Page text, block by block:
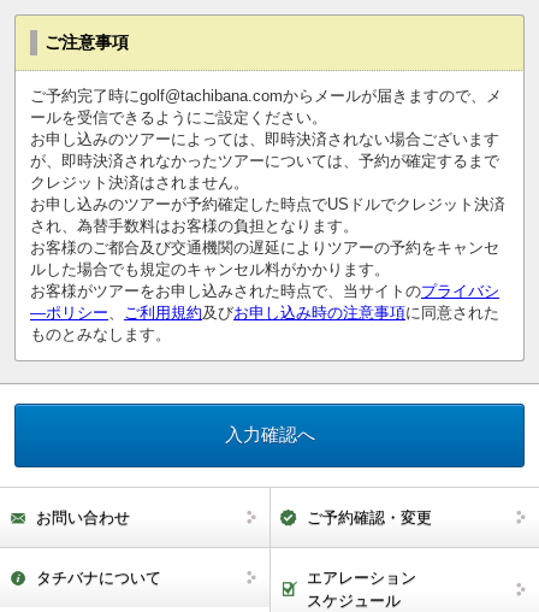
ご注意事項
ご予約完了時にgolf@tachibana.comからメールが届きますので、メ
ールを受信できるようにご設定ください。
お申し込みのツアーによっては、即時決済されない場合ございます
が、即時決済されなかったツアーについては、予約が確定するまで
クレジット決済はされません。
お申し込みのツアーが予約確定した時点でUSドルでクレジット決済
され、為替手数料はお客様の負担となります。
お客様のご都合及び交通機関の遅延によりツアーの予約をキャンセ
ルした場合でも規定のキャンセル料がかかります。
お客様がツアーをお申し込みされた時点で、当サイトのプライバシ
―ポリシー
ご利用規約及びお申し込み時の注意事項に同意された
ものとみなします。
お問い合わせ ご予約確認・変更
タチバナについて
エアレーション
スケジュール